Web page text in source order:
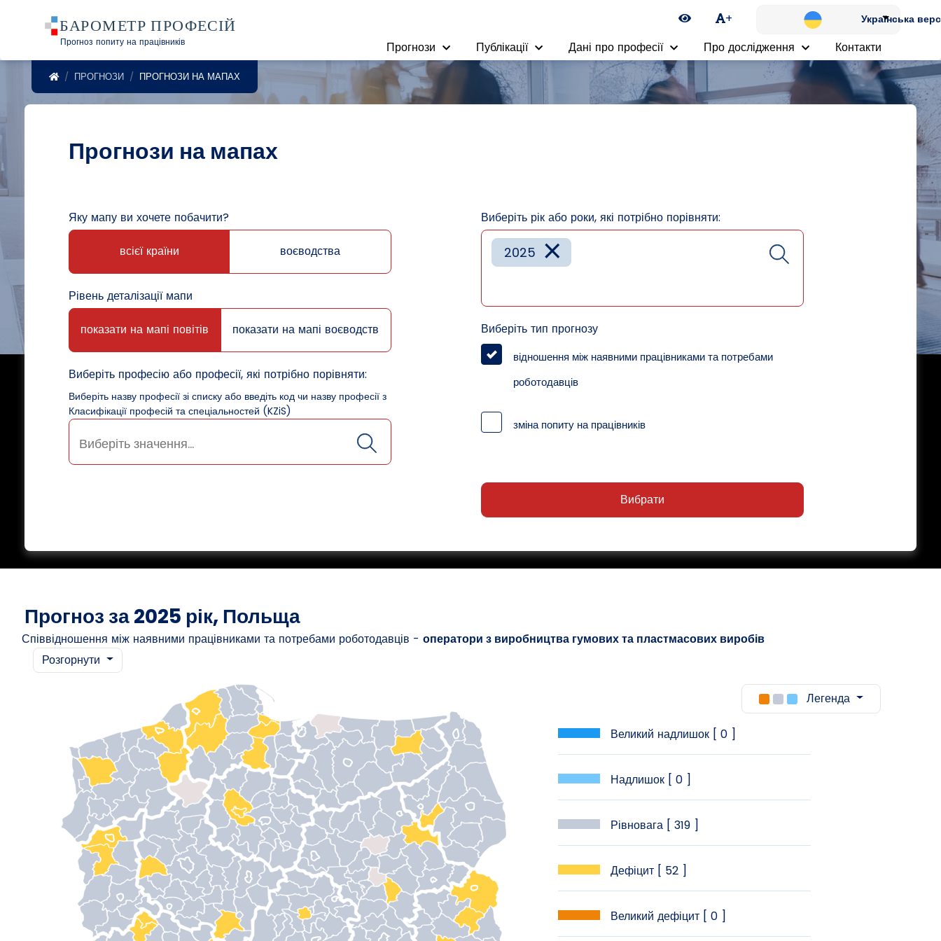
Прогноз попиту на працівників
Ikona zmiany kontrastu
+ Українська
Прогнози Публікації Дані про професії Про дослідження Контакти
POWRÓT DO STRONY GŁÓWNEJ
ПРОГНОЗИ ПРОГНОЗИ НА МАПАХ
Прогнози на мапах
Яку мапу ви хочете побачити?
всієї країни воєводства
Рівень деталізації мапи
показати на мапі повітів показати на мапі воєводств
Виберіть професію або професії, які потрібно порівняти:
Виберіть назву професії зі списку або введіть код чи назву професії з
Класифікації професій та спеціальностей (KZiS)
Виберіть рік або роки, які потрібно порівняти:
×
2025
Виберіть тип прогнозу
відношення між наявними працівниками та потребами
роботодавців
зміна попиту на працівників
Вибрати
Прогноз за 2025 рік, Польща
Співвідношення між наявними працівниками та потребами роботодавців - оператори з виробництва гумових та пластмасових виробів
Розгорнути
Легенда
Великий надлишок [ 0 ]
Надлишок [ 0 ]
Рівновага [ 319 ]
Дефіцит [ 52 ]
Великий дефіцит [ 0 ]